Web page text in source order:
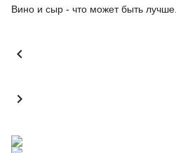
Вино и сыр - что может быть лучше.

